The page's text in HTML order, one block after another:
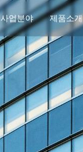
사업분야 제품소개